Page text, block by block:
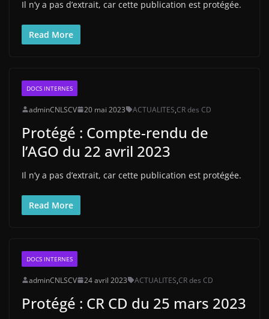
Il n’y a pas d’extrait, car cette publication est protégée.
Read More
DOCS INTERNES
adminCNLSCV 20 mai 2023 ACTUALITES,CR des CD
Protégé : Compte-rendu de
l’AGO du 22 avril 2023
Il n’y a pas d’extrait, car cette publication est protégée.
Read More
DOCS INTERNES
adminCNLSCV 24 avril 2023 ACTUALITES,CR des CD
Protégé : CR CD du 25 mars 2023